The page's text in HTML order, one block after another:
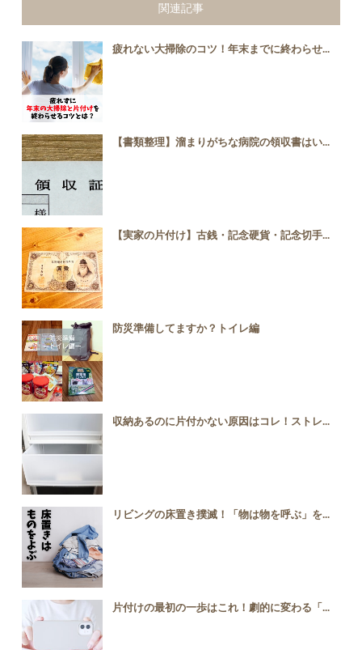
関連記事
疲れない大掃除のコツ！年末までに終わらせ...
【書類整理】溜まりがちな病院の領収書はい...
【実家の片付け】古銭・記念硬貨・記念切手...
防災準備してますか？トイレ編
収納あるのに片付かない原因はコレ！ストレ...
リビングの床置き撲滅！「物は物を呼ぶ」を...
片付けの最初の一歩はこれ！劇的に変わる「...